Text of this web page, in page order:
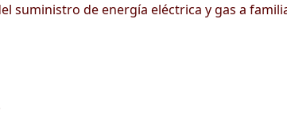
de energía eléctrica y gas a